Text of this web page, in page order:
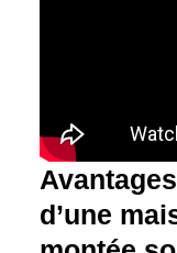
d’une